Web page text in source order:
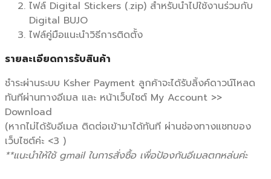
ไฟล์ Digital Stickers (.zip) สำหรับนำไปใช้งานร่วมกับ
Digital BUJO
ไฟล์คู่มือแนะนำวิธีการติดตั้ง
รายละเอียดการรับสินค้า
ชำระผ่านระบบ Ksher Payment ลูกค้าจะได้รับลิ้งค์ดาวน์โหลด
ทันทีผ่านทางอีเมล และ หน้าเว็บไซต์ My Account >>
Download
(หากไม่ได้รับอีเมล ติดต่อเข้ามาได้ทันที ผ่านช่องทางแชทของ
เว็บไซต์ค่ะ <3 )
**แนะนำให้ใช้ gmail ในการสั่งซื้อ เพื่อป้องกันอีเมลตกหล่นค่ะ